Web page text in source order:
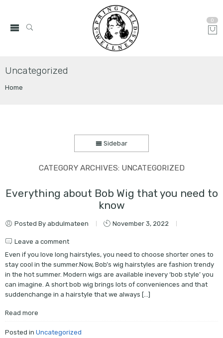
0
Uncategorized
Home
Sidebar
CATEGORY ARCHIVES: UNCATEGORIZED
Everything about Bob Wig that you need to
know
Posted By abdulmateen November 3, 2022
Leave a comment
Even if you love long hairstyles, you need to choose shorter ones to
stay cool in the summer.Now, Bob’s wig hairstyles are fashion trendy
in the hot summer. Modern wigs are available inevery ‘bob style’ you
can imagine. A short bob wig brings lots of conveniences and that
suddenchange in a hairstyle that we always […]
Read more
Posted in Uncategorized